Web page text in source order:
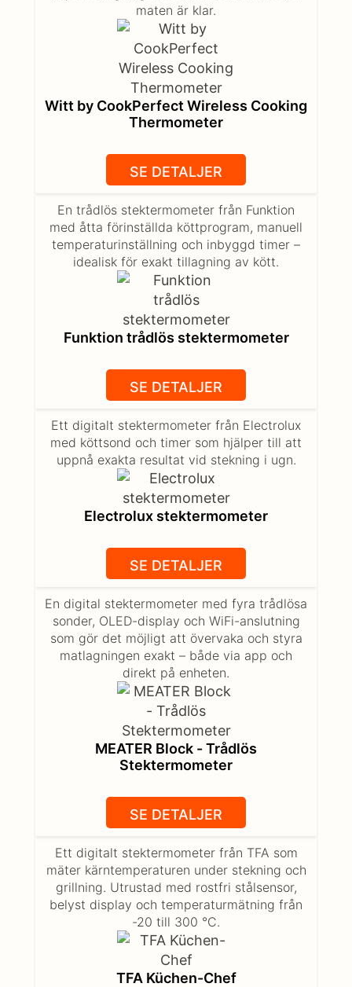
Witt by CookPerfect Wireless Cooking
Thermometer
maten är klar.
SE DETALJER
Funktion trådlös stektermometer
En trådlös stektermometer från Funktion
med åtta förinställda köttprogram, manuell
temperaturinställning och inbyggd timer –
idealisk för exakt tillagning av kött.
SE DETALJER
Electrolux stektermometer
Ett digitalt stektermometer från Electrolux
med köttsond och timer som hjälper till att
uppnå exakta resultat vid stekning i ugn.
SE DETALJER
MEATER Block - Trådlös
Stektermometer
En digital stektermometer med fyra trådlösa
sonder, OLED-display och WiFi-anslutning
som gör det möjligt att övervaka och styra
matlagningen exakt – både via app och
direkt på enheten.
SE DETALJER
TFA Küchen-Chef
Ett digitalt stektermometer från TFA som
mäter kärntemperaturen under stekning och
grillning. Utrustad med rostfri stålsensor,
belyst display och temperaturmätning från
-20 till 300 °C.